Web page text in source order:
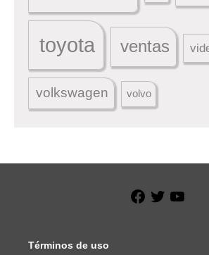
toyota ventas
volkswagen volvo
Facebook
Twitter
Términos de uso